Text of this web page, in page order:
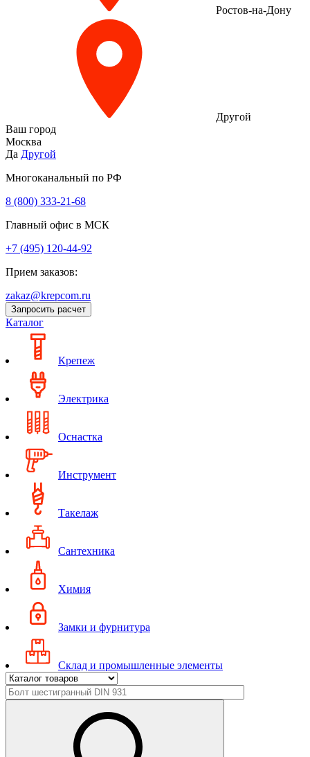
Ростов-на-Дону
Другой
Ваш город
Москва
Да Другой
Многоканальный по РФ
8 (800) 333‑21-68
Главный офис в МСК
+7 (495) 120-44-92
Прием заказов:
zakaz@krepcom.ru
Запросить расчет
Каталог
Крепеж
Электрика
Оснастка
Инструмент
Такелаж
Сантехника
Химия
Замки и фурнитура
Склад и промышленные элементы